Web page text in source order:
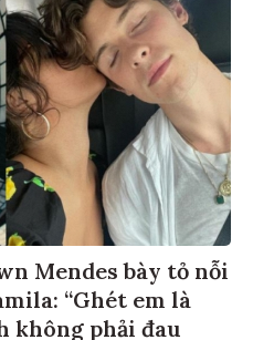
Mendes bày tỏ nỗi
“Ghét em là
không phải đau